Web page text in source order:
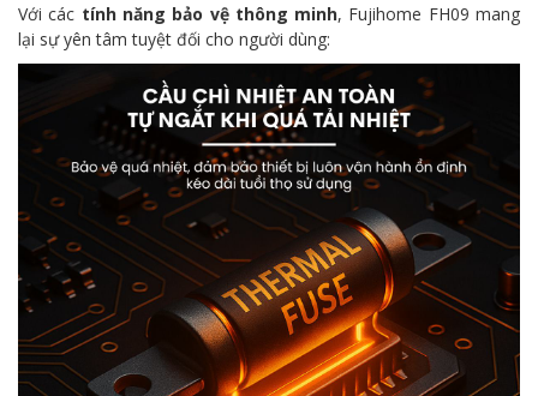
Với các tính năng bảo vệ thông minh, Fujihome FH09 mang
lại sự yên tâm tuyệt đối cho người dùng: